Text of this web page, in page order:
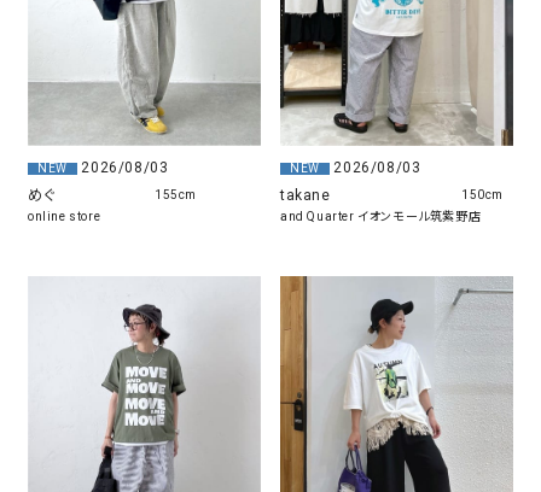
NEW
2026/08/03
めぐ
online store
155cm
NEW
2026/08/03
takane
and Quarter イオンモール筑紫野店
150cm